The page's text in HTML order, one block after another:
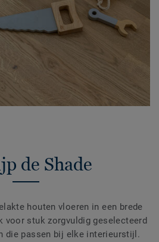
de Shade
houten vloeren in een brede
voor stuk zorgvuldig geselecteerd
die passen bij elke interieurstijl.